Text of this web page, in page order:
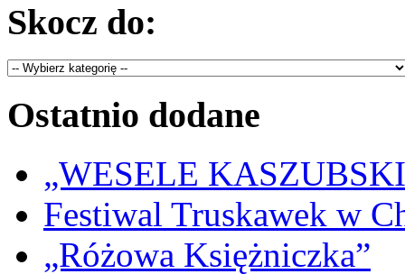
Skocz do:
Ostatnio dodane
„WESELE
Festiwal Truskawek w
„Różowa Księżniczka”